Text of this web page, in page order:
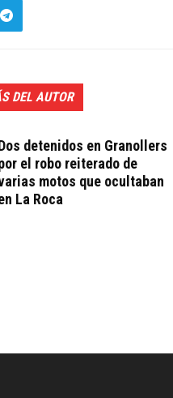
DEL AUTOR
detenidos en Granollers
el robo reiterado de
motos que ocultaban
La Roca